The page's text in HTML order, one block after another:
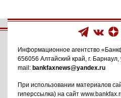
Информационное агентство
656056 Алтайский край, г. Барнаул
mail: bankfaxnews@yandex.ru
При использовании материалов
гиперссылка) на сайт